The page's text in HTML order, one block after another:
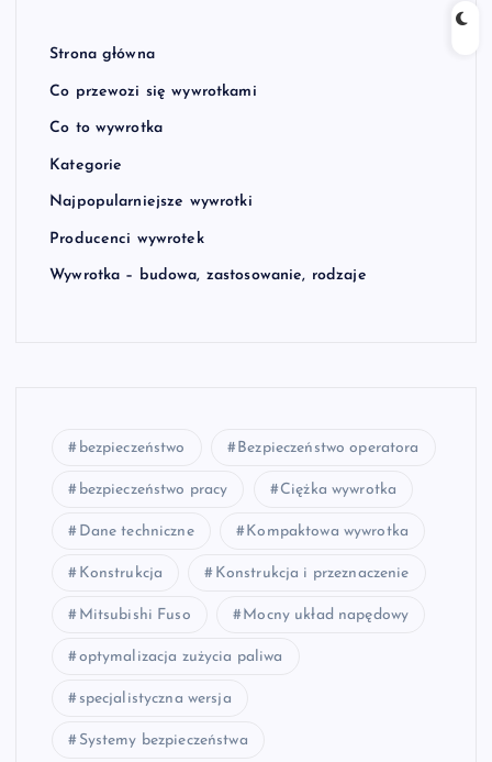
Strona główna
Co przewozi się wywrotkami
Co to wywrotka
Kategorie
Najpopularniejsze wywrotki
Producenci wywrotek
Wywrotka – budowa, zastosowanie, rodzaje
bezpieczeństwo Bezpieczeństwo operatora
bezpieczeństwo pracy Ciężka wywrotka
Dane techniczne Kompaktowa wywrotka
Konstrukcja Konstrukcja i przeznaczenie
Mitsubishi Fuso Mocny układ napędowy
optymalizacja zużycia paliwa
specjalistyczna wersja
Systemy bezpieczeństwa